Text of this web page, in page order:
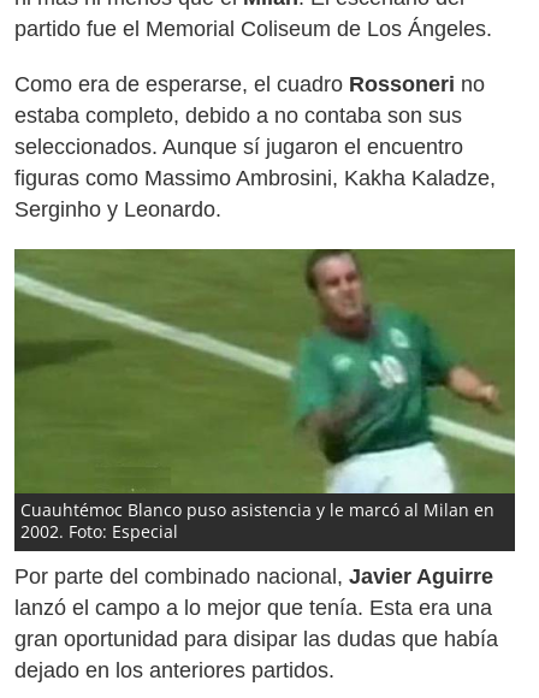
partido fue el Memorial Coliseum de Los Ángeles.
Como era de esperarse, el cuadro Rossoneri no
estaba completo, debido a no contaba son sus
seleccionados. Aunque sí jugaron el encuentro
figuras como Massimo Ambrosini, Kakha Kaladze,
Serginho y Leonardo.
Cuauhtémoc Blanco puso asistencia y le marcó al Milan en
2002. Foto: Especial
Por parte del combinado nacional, Javier Aguirre
lanzó el campo a lo mejor que tenía. Esta era una
gran oportunidad para disipar las dudas que había
dejado en los anteriores partidos.